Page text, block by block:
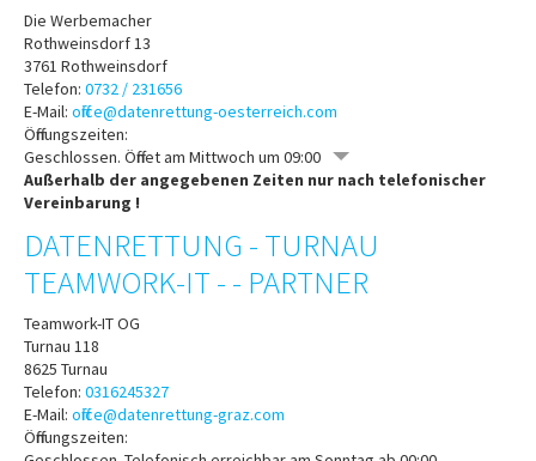
Die Werbemacher
Rothweinsdorf 13
3761 Rothweinsdorf
Telefon: 0732 / 231656
E-Mail: office@datenrettung-oesterreich.com
Öffnungszeiten:
Geschlossen. Öffnet am Mittwoch um 09:00
Außerhalb der angegebenen Zeiten nur nach telefonischer
Vereinbarung !
DATENRETTUNG - TURNAU
TEAMWORK-IT - - PARTNER
Teamwork-IT OG
Turnau 118
8625 Turnau
Telefon: 0316245327
E-Mail: office@datenrettung-graz.com
Öffnungszeiten: